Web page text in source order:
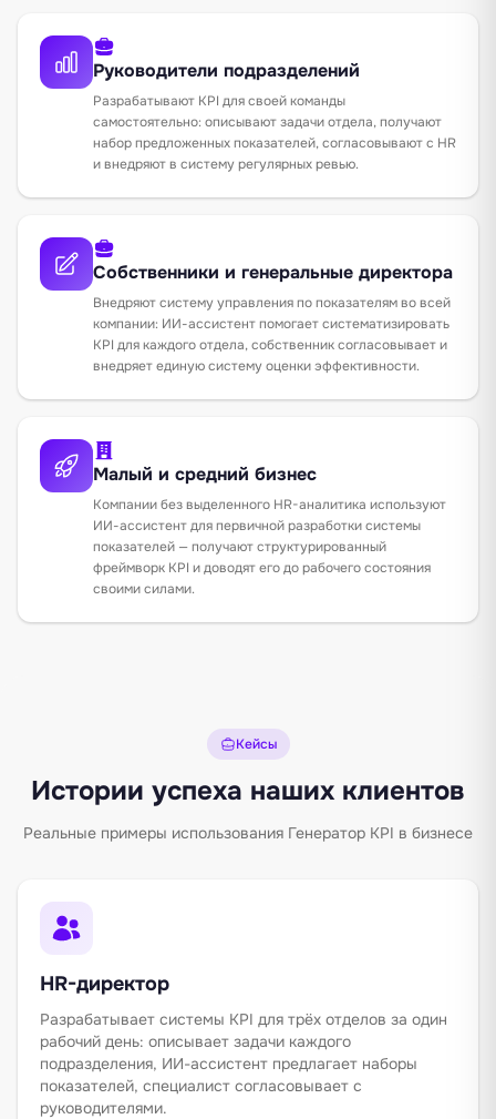
Руководители подразделений
Разрабатывают KPI для своей команды
самостоятельно: описывают задачи отдела, получают
набор предложенных показателей, согласовывают с HR
и внедряют в систему регулярных ревью.
Собственники и генеральные директора
Внедряют систему управления по показателям во всей
компании: ИИ-ассистент помогает систематизировать
KPI для каждого отдела, собственник согласовывает и
внедряет единую систему оценки эффективности.
Малый и средний бизнес
Компании без выделенного HR-аналитика используют
ИИ-ассистент для первичной разработки системы
показателей — получают структурированный
фреймворк KPI и доводят его до рабочего состояния
своими силами.
Кейсы
Истории успеха наших клиентов
Реальные примеры использования Генератор KPI в бизнесе
HR-директор
Разрабатывает системы KPI для трёх отделов за один
рабочий день: описывает задачи каждого
подразделения, ИИ-ассистент предлагает наборы
показателей, специалист согласовывает с
руководителями.